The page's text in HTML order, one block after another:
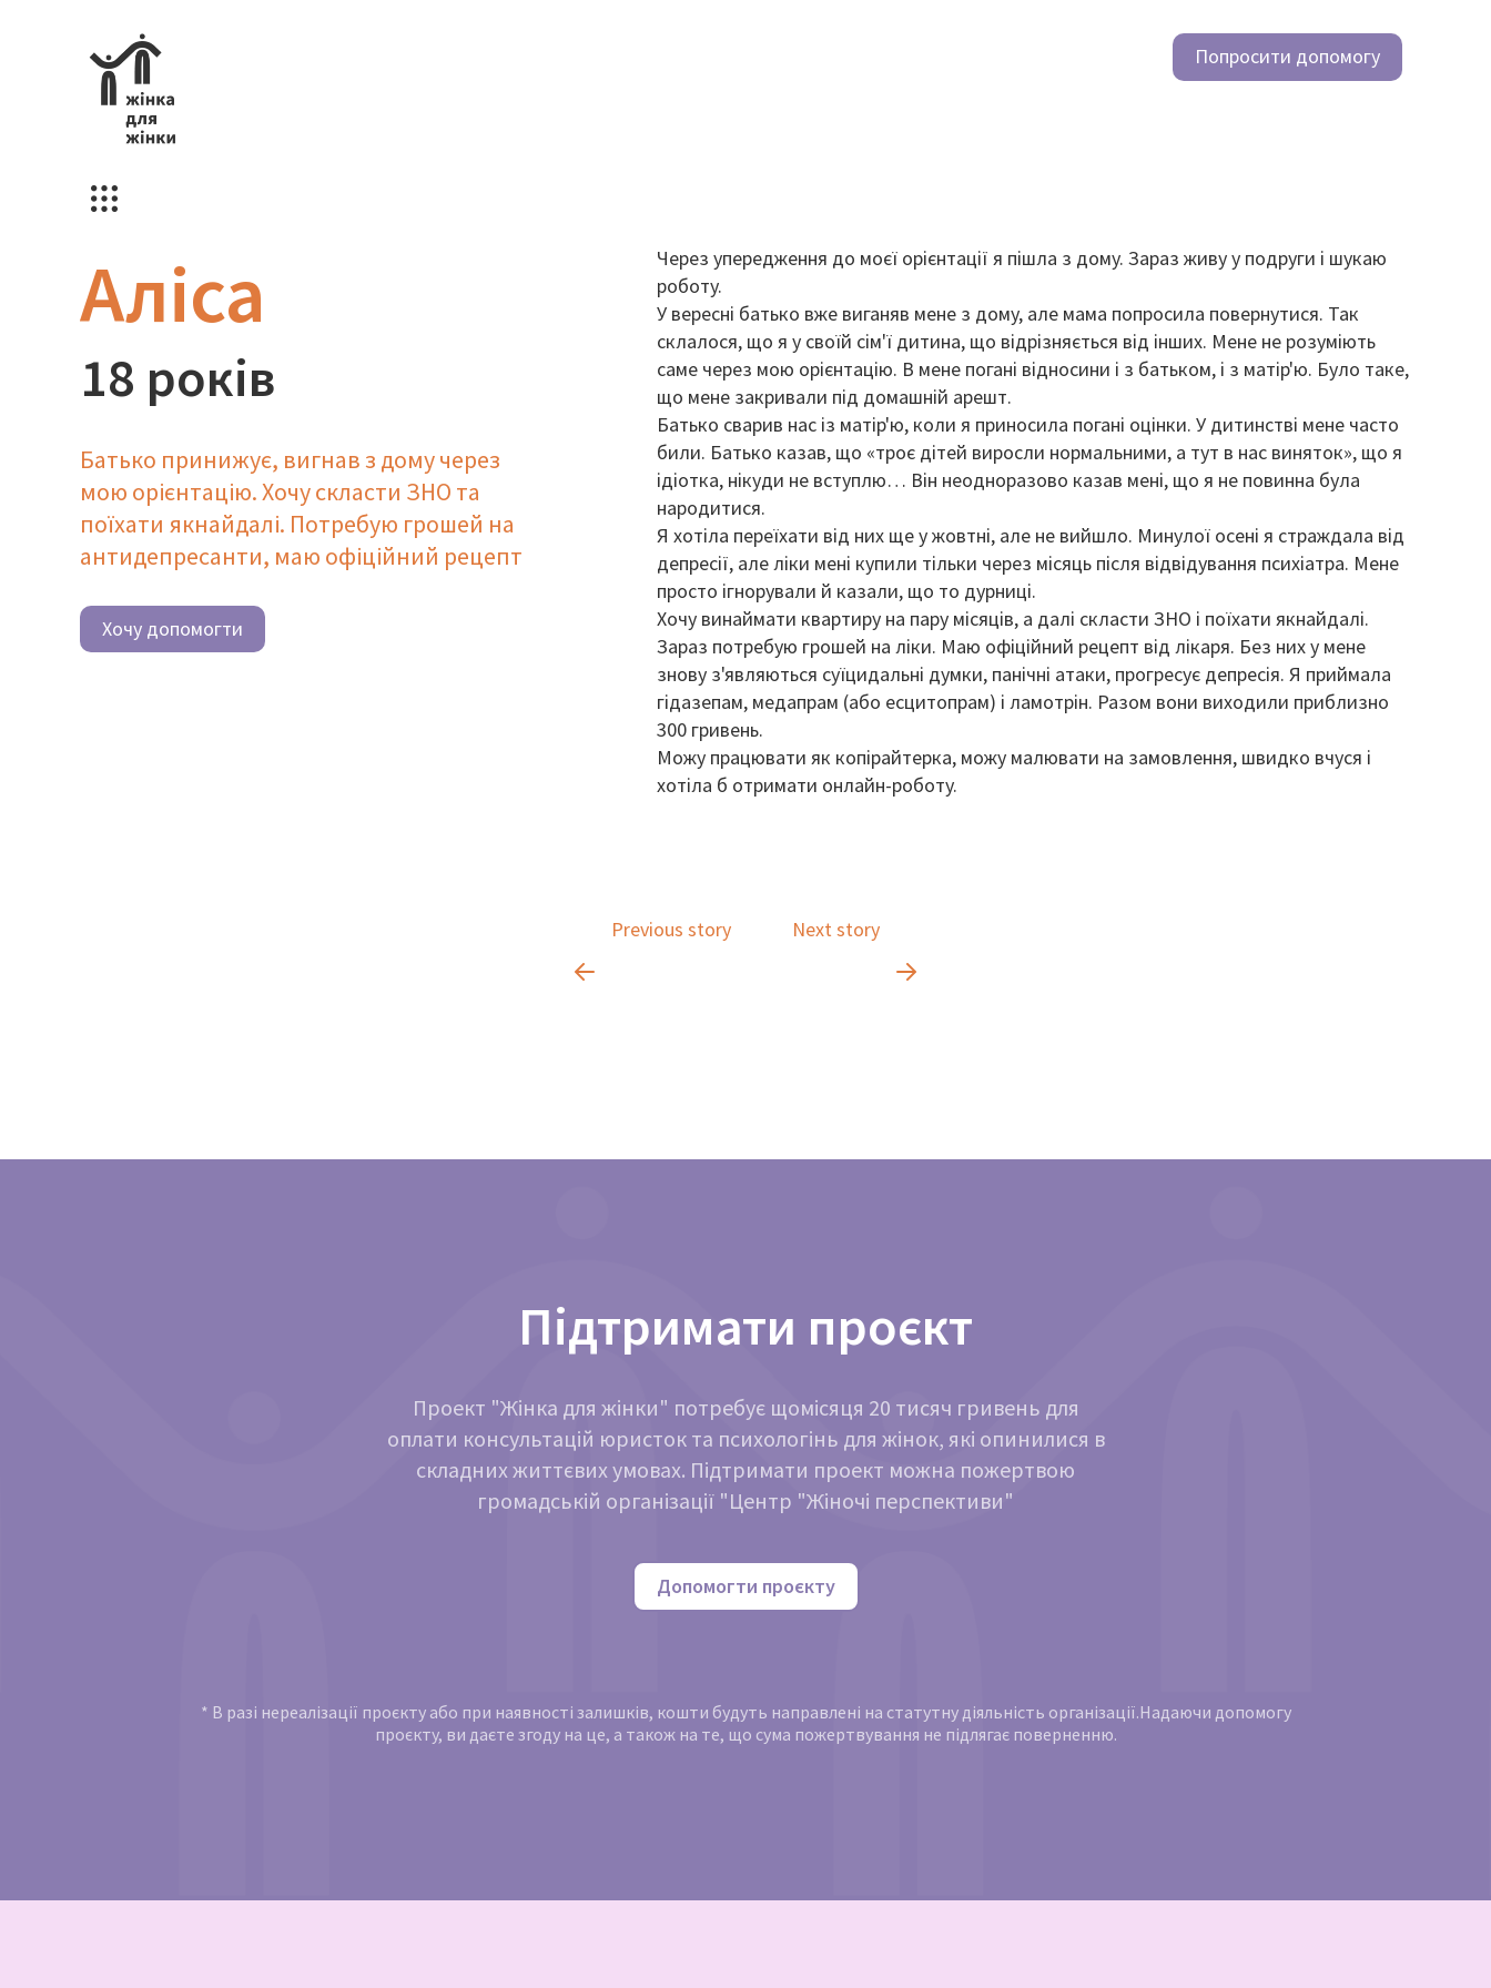
Попросити допомогу
Аліса
18 років
Батько принижує, вигнав з дому через
мою орієнтацію. Хочу скласти ЗНО та
поїхати якнайдалі. Потребую грошей на
антидепресанти, маю офіційний рецепт
Хочу допомогти
Через упередження до моєї орієнтації я пішла з дому. Зараз живу у подруги і шукаю
роботу.
У вересні батько вже виганяв мене з дому, але мама попросила повернутися. Так
склалося, що я у своїй сім'ї дитина, що відрізняється від інших. Мене не розуміють
саме через мою орієнтацію. В мене погані відносини і з батьком, і з матір'ю. Було таке,
що мене закривали під домашній арешт.
Батько сварив нас із матір'ю, коли я приносила погані оцінки. У дитинстві мене часто
били. Батько казав, що «троє дітей виросли нормальними, а тут в нас виняток», що я
ідіотка, нікуди не вступлю… Він неодноразово казав мені, що я не повинна була
народитися.
Я хотіла переїхати від них ще у жовтні, але не вийшло. Минулої осені я страждала від
депресії, але ліки мені купили тільки через місяць після відвідування психіатра. Мене
просто ігнорували й казали, що то дурниці.
Хочу винаймати квартиру на пару місяців, а далі скласти ЗНО і поїхати якнайдалі.
Зараз потребую грошей на ліки. Маю офіційний рецепт від лікаря. Без них у мене
знову з'являються суїцидальні думки, панічні атаки, прогресує депресія. Я приймала
гідазепам, медапрам (або есцитопрам) і ламотрін. Разом вони виходили приблизно
300 гривень.
Можу працювати як копірайтерка, можу малювати на замовлення, швидко вчуся і
хотіла б отримати онлайн-роботу.
Previous story Next story
Підтримати проєкт
Проект "Жінка для жінки" потребує щомісяця 20 тисяч гривень для
оплати консультацій юристок та психологінь для жінок, які опинилися в
складних життєвих умовах. Підтримати проект можна пожертвою
громадській організації "Центр "Жіночі перспективи"
Допомогти проєкту
* В разі нереалізації проєкту або при наявності залишків, кошти будуть направлені на статутну діяльність організації.Надаючи допомогу
проєкту, ви даєте згоду на це, а також на те, що сума пожертвування не підлягає поверненню.